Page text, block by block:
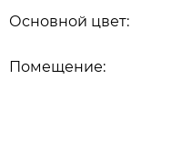
Основной цвет:
Помещение: